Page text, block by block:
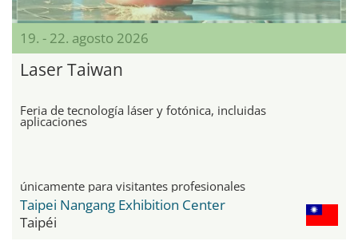
19. - 22. agosto 2026
Laser Taiwan
Feria de tecnología láser y fotónica, incluidas
aplicaciones
únicamente para visitantes profesionales
Taipei Nangang Exhibition Center
Taipéi